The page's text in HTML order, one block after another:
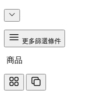
更多篩選條件
商品